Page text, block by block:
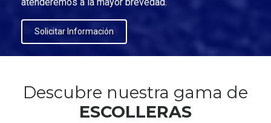
Solicitar Información
Descubre nuestra gama de
ESCOLLERAS